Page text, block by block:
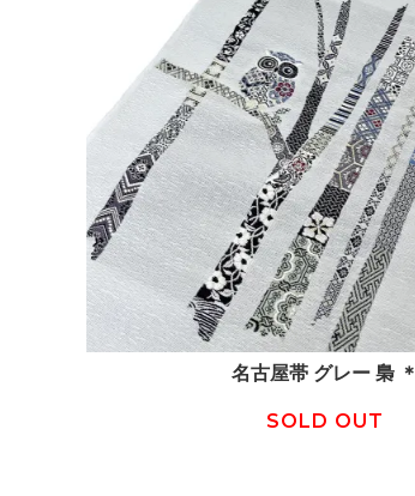
名古屋帯 グレー 梟 ＊
SOLD OUT